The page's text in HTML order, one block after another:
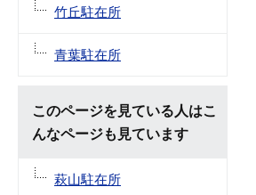
竹丘駐在所
青葉駐在所
このページを見ている人はこ
んなページも見ています
萩山駐在所